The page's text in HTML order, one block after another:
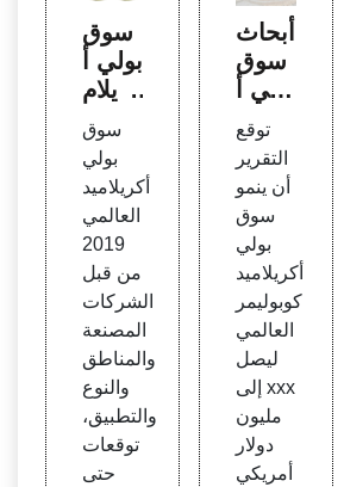
سوق
بولي أ
كريلام
يد العا
لمي
2019
من قب
ل الش
ركات
المصن
عة
سوق
بولي
أكريلاميد
العالمي
2019
من قبل
الشركات
المصنعة
والمناطق
والنوع
والتطبيق،
توقعات
حتى
أبحاث
سوق
بولي أ
كريلام
يد كوب
وليمر
العالم
ية (2
015-2
019
توقع
التقرير
أن ينمو
سوق
بولي
أكريلاميد
كوبوليمر
العالمي
ليصل
إلى xxx
مليون
دولار
أمريكي